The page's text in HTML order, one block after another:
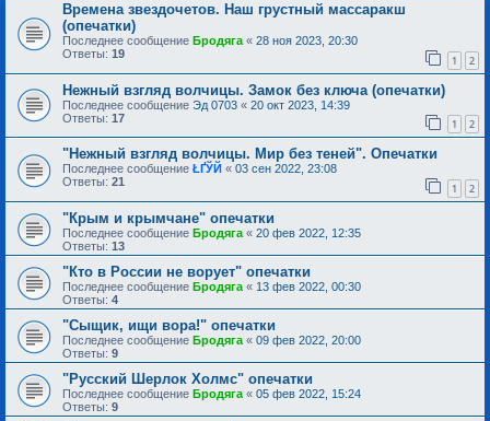
Времена звездочетов. Наш грустный массаракш
(опечатки)
Последнее сообщение Бродяга « 28 ноя 2023, 20:30
Ответы: 19 1 2
Нежный взгляд волчицы. Замок без ключа (опечатки)
Последнее сообщение Эд 0703 « 20 окт 2023, 14:39
Ответы: 17 1 2
"Нежный взгляд волчицы. Мир без теней". Опечатки
Последнее сообщение ŁҐЎЙ « 03 сен 2022, 23:08
Ответы: 21 1 2
"Крым и крымчане" опечатки
Последнее сообщение Бродяга « 20 фев 2022, 12:35
Ответы: 13
"Кто в России не ворует" опечатки
Последнее сообщение Бродяга « 13 фев 2022, 00:30
Ответы: 4
"Сыщик, ищи вора!" опечатки
Последнее сообщение Бродяга « 09 фев 2022, 20:00
Ответы: 9
"Русский Шерлок Холмс" опечатки
Последнее сообщение Бродяга « 05 фев 2022, 15:24
Ответы: 9